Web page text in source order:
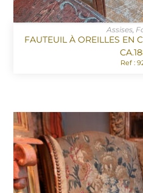
Assises,
FAUTEUIL À OREILLES EN
Ref :